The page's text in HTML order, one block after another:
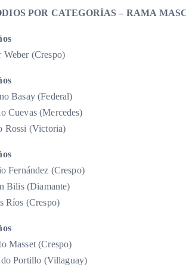
POR CATEGORÍAS – RAMA
Weber (Crespo)
Basay (Federal)
Cuevas (Mercedes)
Rossi (Victoria)
Fernández (Crespo)
Bilis (Diamante)
Ríos (Crespo)
Masset (Crespo)
Portillo (Villaguay)